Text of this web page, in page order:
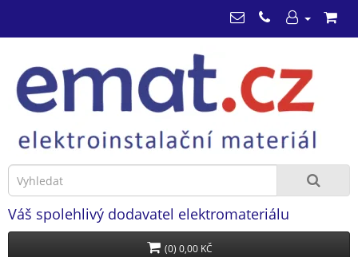
Váš spolehlivý dodavatel elektromateriálu
(0) 0,00 KČ